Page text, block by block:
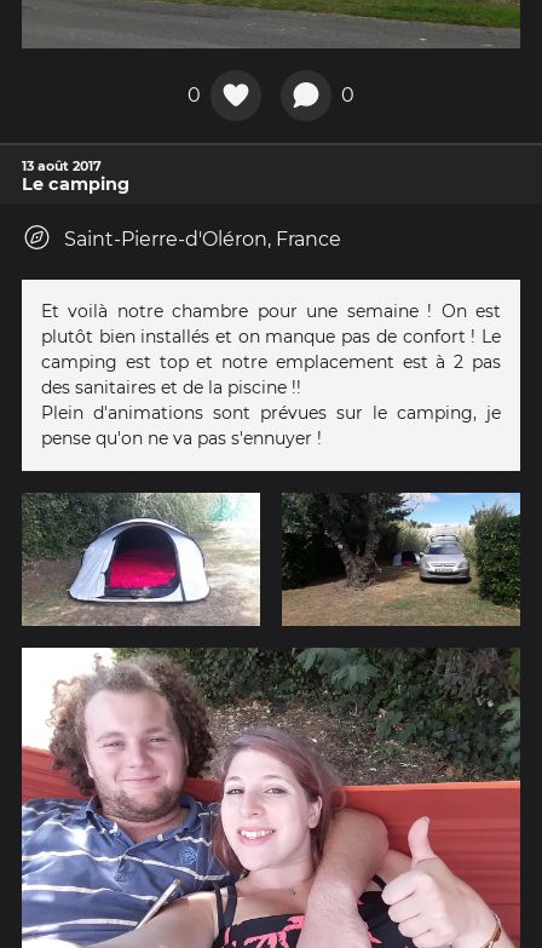
0 0
13 août 2017
Le camping
Saint-Pierre-d'Oléron, France
Et voilà notre chambre pour une semaine ! On est
plutôt bien installés et on manque pas de confort ! Le
camping est top et notre emplacement est à 2 pas
des sanitaires et de la piscine !!
Plein d'animations sont prévues sur le camping, je
pense qu'on ne va pas s'ennuyer !